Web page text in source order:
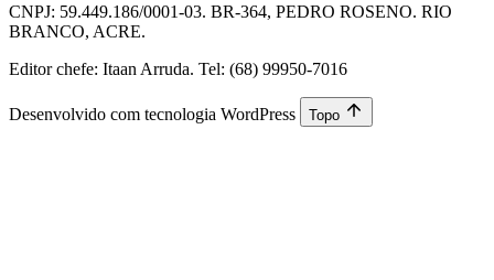
CNPJ: 59.449.186/0001-03. BR-364, PEDRO ROSENO. RIO
BRANCO, ACRE.
Editor chefe: Itaan Arruda. Tel: (68) 99950-7016
Desenvolvido com tecnologia WordPress Topo